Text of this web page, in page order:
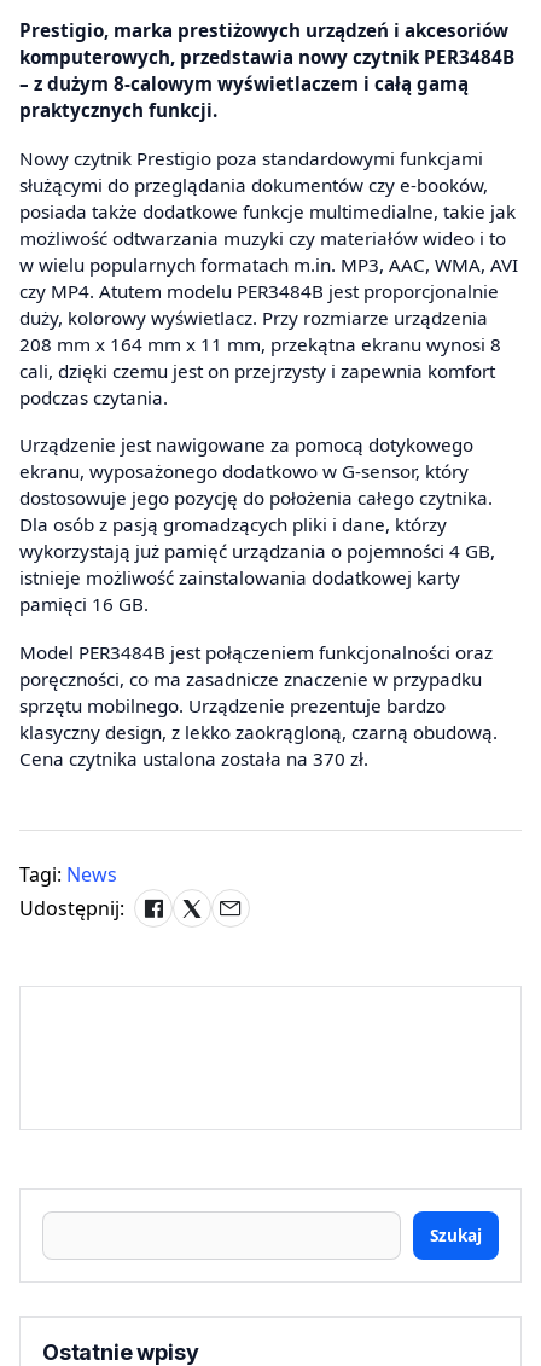
Prestigio, marka prestiżowych urządzeń i akcesoriów
komputerowych, przedstawia nowy czytnik PER3484B
– z dużym 8-calowym wyświetlaczem i całą gamą
praktycznych funkcji.
Nowy czytnik Prestigio poza standardowymi funkcjami
służącymi do przeglądania dokumentów czy e-booków,
posiada także dodatkowe funkcje multimedialne, takie jak
możliwość odtwarzania muzyki czy materiałów wideo i to
w wielu popularnych formatach m.in. MP3, AAC, WMA, AVI
czy MP4. Atutem modelu PER3484B jest proporcjonalnie
duży, kolorowy wyświetlacz. Przy rozmiarze urządzenia
208 mm x 164 mm x 11 mm, przekątna ekranu wynosi 8
cali, dzięki czemu jest on przejrzysty i zapewnia komfort
podczas czytania.
Urządzenie jest nawigowane za pomocą dotykowego
ekranu, wyposażonego dodatkowo w G-sensor, który
dostosowuje jego pozycję do położenia całego czytnika.
Dla osób z pasją gromadzących pliki i dane, którzy
wykorzystają już pamięć urządzania o pojemności 4 GB,
istnieje możliwość zainstalowania dodatkowej karty
pamięci 16 GB.
Model PER3484B jest połączeniem funkcjonalności oraz
poręczności, co ma zasadnicze znaczenie w przypadku
sprzętu mobilnego. Urządzenie prezentuje bardzo
klasyczny design, z lekko zaokrągloną, czarną obudową.
Cena czytnika ustalona została na 370 zł.
Tagi: News
Udostępnij:
Szukaj
Ostatnie wpisy